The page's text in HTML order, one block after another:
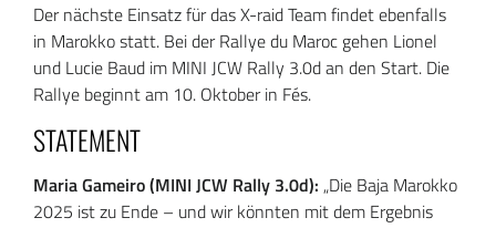
Der nächste Einsatz für das X-raid Team findet ebenfalls
in Marokko statt. Bei der Rallye du Maroc gehen Lionel
und Lucie Baud im MINI JCW Rally 3.0d an den Start. Die
Rallye beginnt am 10. Oktober in Fés.
STATEMENT
Maria Gameiro (MINI JCW Rally 3.0d): „Die Baja Marokko
2025 ist zu Ende – und wir könnten mit dem Ergebnis